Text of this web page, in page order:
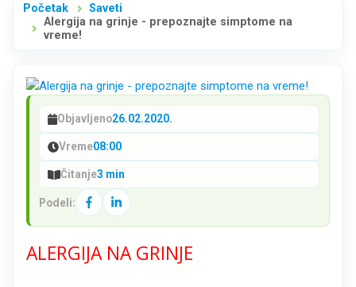
Početak
Saveti
Alergija na grinje - prepoznajte simptome na
vreme!
Objavljeno26.02.2020.
Vreme08:00
Čitanje3 min
Podeli:
ALERGIJA NA GRINJE